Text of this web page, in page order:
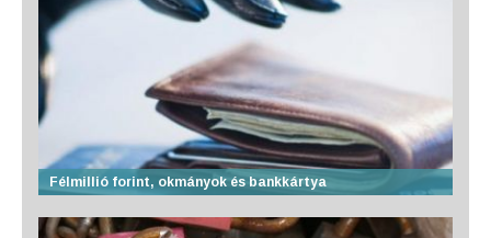
Félmillió forint, okmányok és bankkártya